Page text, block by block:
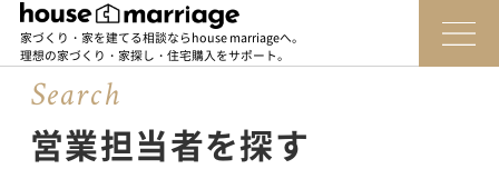
家づくり・家を建てる相談ならhouse marriageへ。
理想の家づくり・家探し・住宅購入をサポート。
Search
営業担当者を探す